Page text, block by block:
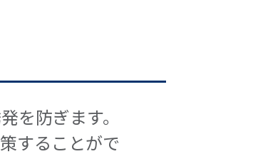
を防ぎます。
することがで